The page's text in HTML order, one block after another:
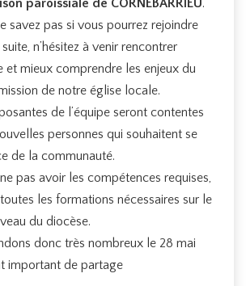
paroissiale de CORNEBARRIEU.
savez pas si vous pourrez rejoindre
n’hésitez à venir rencontrer
et mieux comprendre les enjeux du
de notre église locale.
de l’équipe seront contentes
personnes qui souhaitent se
de la communauté.
pas avoir les compétences requises,
les formations nécessaires sur le
du diocèse.
donc très nombreux le 28 mai
important de partage